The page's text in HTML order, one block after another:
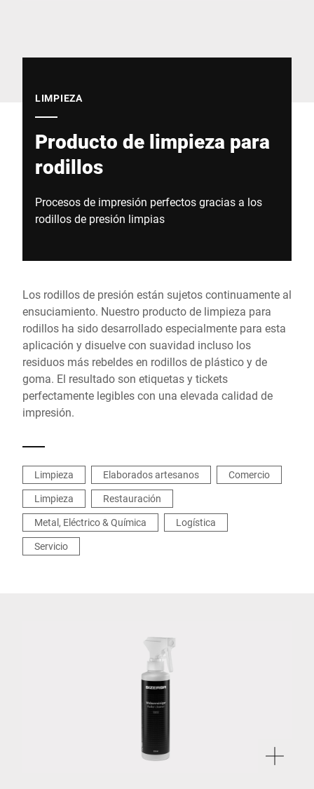
LIMPIEZA
Producto de limpieza para
rodillos
Procesos de impresión perfectos gracias a los
rodillos de presión limpias
Los rodillos de presión están sujetos continuamente al
ensuciamiento. Nuestro producto de limpieza para
rodillos ha sido desarrollado especialmente para esta
aplicación y disuelve con suavidad incluso los
residuos más rebeldes en rodillos de plástico y de
goma. El resultado son etiquetas y tickets
perfectamente legibles con una elevada calidad de
impresión.
Limpieza Elaborados artesanos
Comercio
Limpieza
Restauración
Metal, Eléctrico & Química
Logística
Servicio